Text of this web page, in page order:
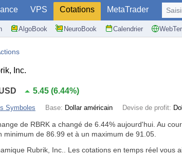
VPS Cotations MetaTrader
AlgoBook NeuroBook Calendrier
Inc.
5.45 (6.44%)
Symboles Base: Dollar américain Devise de profit:
de RBRK a changé de 6.44% aujourd'hui. Au
minimum de 86.99 et à un maximum de 91.05.
Rubrik, Inc.. Les cotations en temps réel vous